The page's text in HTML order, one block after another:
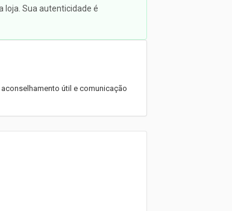
loja. Sua autenticidade é
útil e comunicação